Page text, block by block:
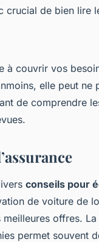
crucial de bien lire
à couvrir vos
elle peut ne
de comprendre
conseils pour
de voiture de
offres. La
permet souvent